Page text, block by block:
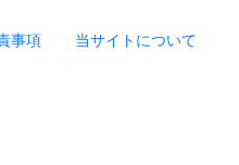
事項 当サイトについて